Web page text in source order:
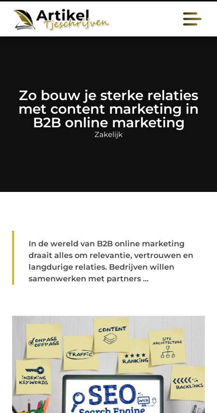
Zo bouw je sterke relaties
met content marketing in
B2B online marketing
Zakelijk
In de wereld van B2B online marketing
draait alles om relevantie, vertrouwen en
langdurige relaties. Bedrijven willen
samenwerken met partners ...